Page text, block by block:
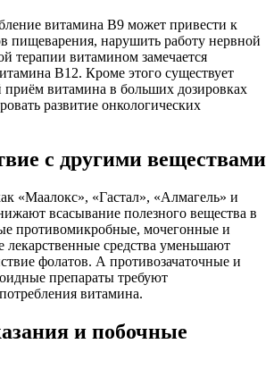
витамина В9 может привести к
пищеварения, нарушить работу нервной
терапии витамином замечается
В12. Кроме этого существует
приём витамина в больших дозировках
развитие онкологических
с другими веществами
«Маалокс», «Гастал», «Алмагель» и
всасывание полезного вещества в
противомикробные, мочегонные и
лекарственные средства уменьшают
фолатов. А противозачаточные и
препараты требуют
витамина.
и побочные